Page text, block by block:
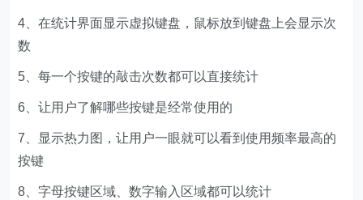
4、在统计界面显示虚拟键盘，鼠标放到键盘上会显示次
数
5、每一个按键的敲击次数都可以直接统计
6、让用户了解哪些按键是经常使用的
7、显示热力图，让用户一眼就可以看到使用频率最高的
按键
8、字母按键区域、数字输入区域都可以统计